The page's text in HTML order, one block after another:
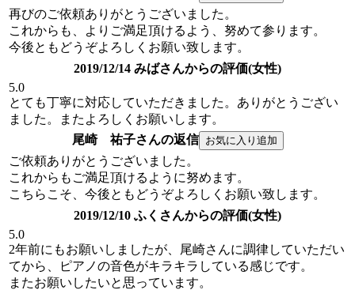
再びのご依頼ありがとうございました。
これからも、よりご満足頂けるよう、努めて参ります。
今後ともどうぞよろしくお願い致します。
2019/12/14 みばさんからの評価(女性)
5.0
とても丁寧に対応していただきました。ありがとうござい
ました。またよろしくお願いします。
尾崎 祐子さんの返信
ご依頼ありがとうございました。
これからもご満足頂けるように努めます。
こちらこそ、今後ともどうぞよろしくお願い致します。
2019/12/10 ふくさんからの評価(女性)
5.0
2年前にもお願いしましたが、尾崎さんに調律していただい
てから、ピアノの音色がキラキラしている感じです。
またお願いしたいと思っています。